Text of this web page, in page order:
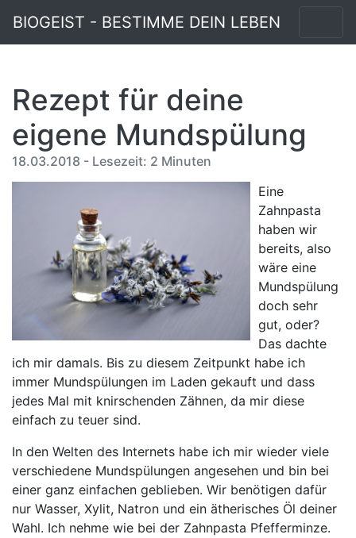
BIOGEIST - BESTIMME DEIN LEBEN
Rezept für deine
eigene Mundspülung
18.03.2018 - Lesezeit: 2 Minuten
Eine
Zahnpasta
haben wir
bereits, also
wäre eine
Mundspülung
doch sehr
gut, oder?
Das dachte
ich mir damals. Bis zu diesem Zeitpunkt habe ich
immer Mundspülungen im Laden gekauft und dass
jedes Mal mit knirschenden Zähnen, da mir diese
einfach zu teuer sind.
In den Welten des Internets habe ich mir wieder viele
verschiedene Mundspülungen angesehen und bin bei
einer ganz einfachen geblieben. Wir benötigen dafür
nur Wasser, Xylit, Natron und ein ätherisches Öl deiner
Wahl. Ich nehme wie bei der Zahnpasta Pfefferminze.